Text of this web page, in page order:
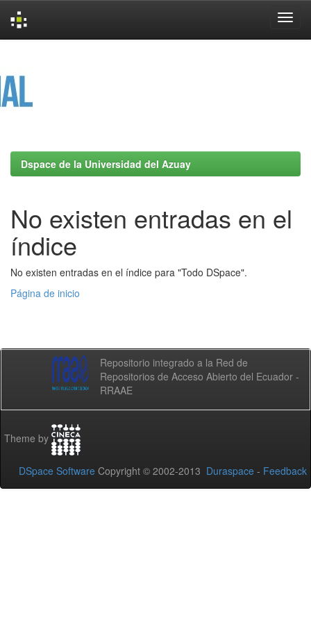
Dspace de la Universidad del Azuay
No existen entradas en el
índice
No existen entradas en el índice para "Todo DSpace".
Página de inicio
Repositorio integrado a la Red de
Repositorios de Acceso Abierto del Ecuador -
RRAAE
Theme by
DSpace Software Copyright © 2002-2013 Duraspace - Feedback